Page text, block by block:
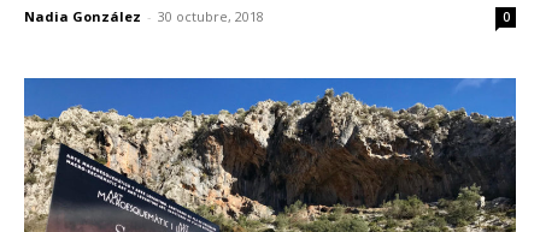
Nadia González - 30 octubre, 2018 0